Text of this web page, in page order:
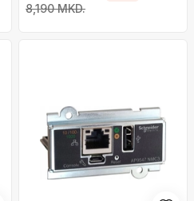
8,190 MKD.